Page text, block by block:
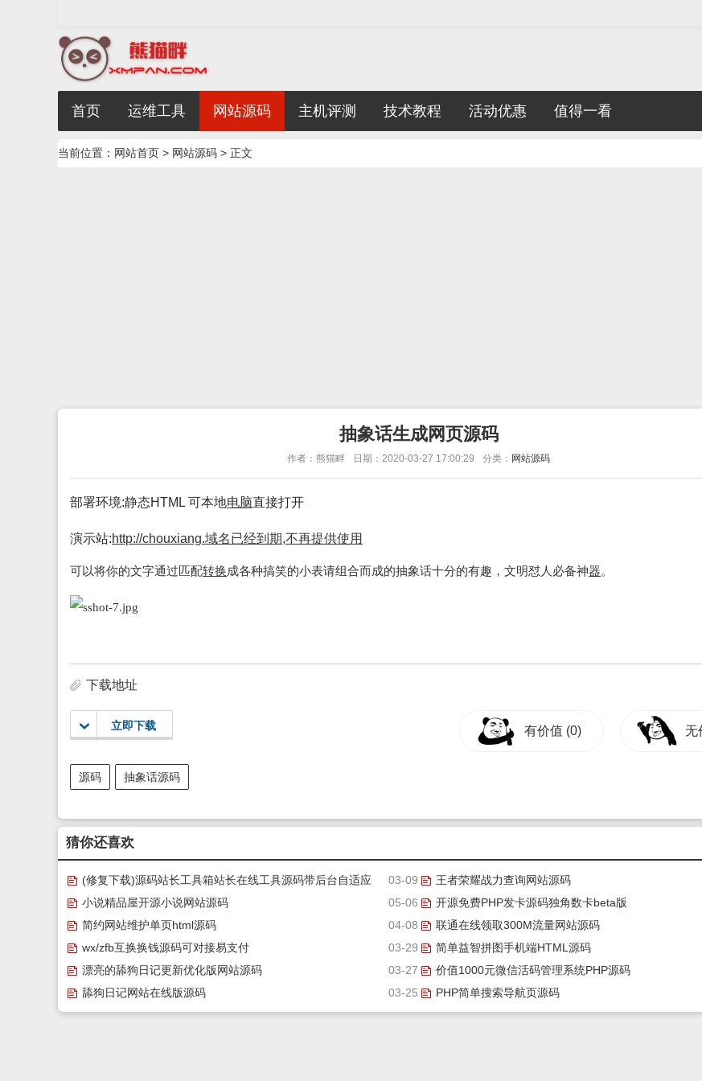
首页 运维工具 网站源码 主机评测 技术教程 活动优惠 值得一看
当前位置： 网站首页 > 网站源码 > 正文
抽象话生成网页源码
作者：熊猫畔 日期：2020-03-27 17:00:29 分类： 网站源码
部署环境:静态HTML 可本地电脑直接打开
演示站:http://chouxiang.域名已经到期,不再提供使用
可以将你的文字通过匹配转换成各种搞笑的小表请组合而成的抽象话十分的有趣，文明怼人必备神器。
下载地址
立即下载 有价值 (0) 无
源码 抽象话源码
猜你还喜欢
03-09
(修复下载)源码站长工具箱站长在线工具源码带后台自适应
模板
王者荣耀战力查询网站源码
05-06
小说精品屋开源小说网站源码
开源免费PHP发卡源码独角数卡beta版
04-08
简约网站维护单页html源码
联通在线领取300M流量网站源码
03-29
wx/zfb互换换钱源码可对接易支付
简单益智拼图手机端HTML源码
03-27
漂亮的舔狗日记更新优化版网站源码
价值1000元微信活码管理系统PHP源码
03-25
舔狗日记网站在线版源码 PHP简单搜索导航页源码